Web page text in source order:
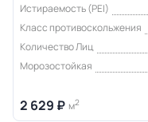
Истираемость (PEI)
Класс противоскольжения
Количество Лиц
Морозостойкая
2 629 ₽ м2